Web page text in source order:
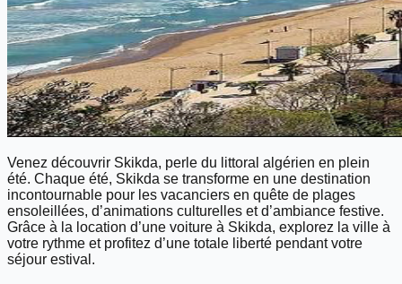
Venez découvrir Skikda, perle du littoral algérien en plein
été. Chaque été, Skikda se transforme en une destination
incontournable pour les vacanciers en quête de plages
ensoleillées, d’animations culturelles et d’ambiance festive.
Grâce à la location d’une voiture à Skikda, explorez la ville à
votre rythme et profitez d’une totale liberté pendant votre
séjour estival.